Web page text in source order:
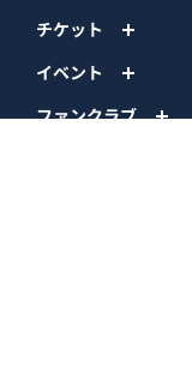
チケット
イベント
ファンクラブ